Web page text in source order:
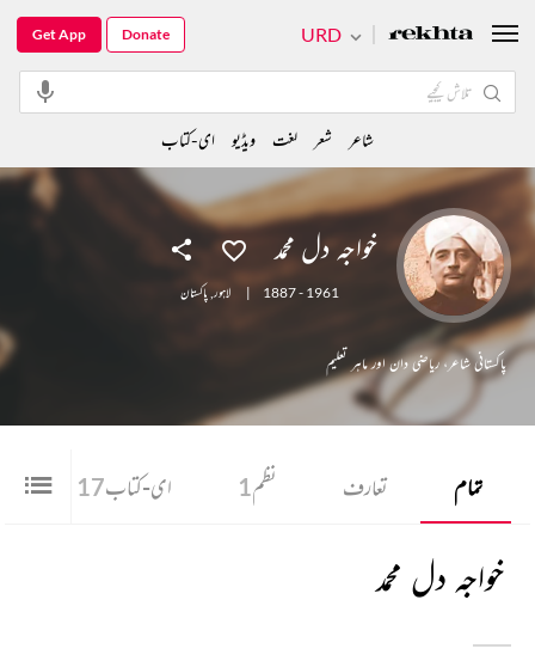
خواجہ دل محمد
1887 - 1961
| لاہور, پاکستان
پاکستانی شاعر، ریاضی دان اور ماہر تعلیم
تمام تعارف نظم1 ای-کتاب17
خواجہ دل محمد
URD
Get App Donate
شاعر شعر لغت ویڈیو ای-کتاب